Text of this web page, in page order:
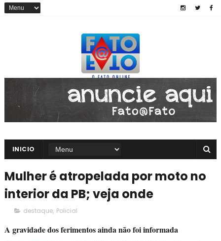
INICIO
Mulher é atropelada por moto no
interior da PB; veja onde
destaque, Policial
A gravidade dos ferimentos ainda não foi informada